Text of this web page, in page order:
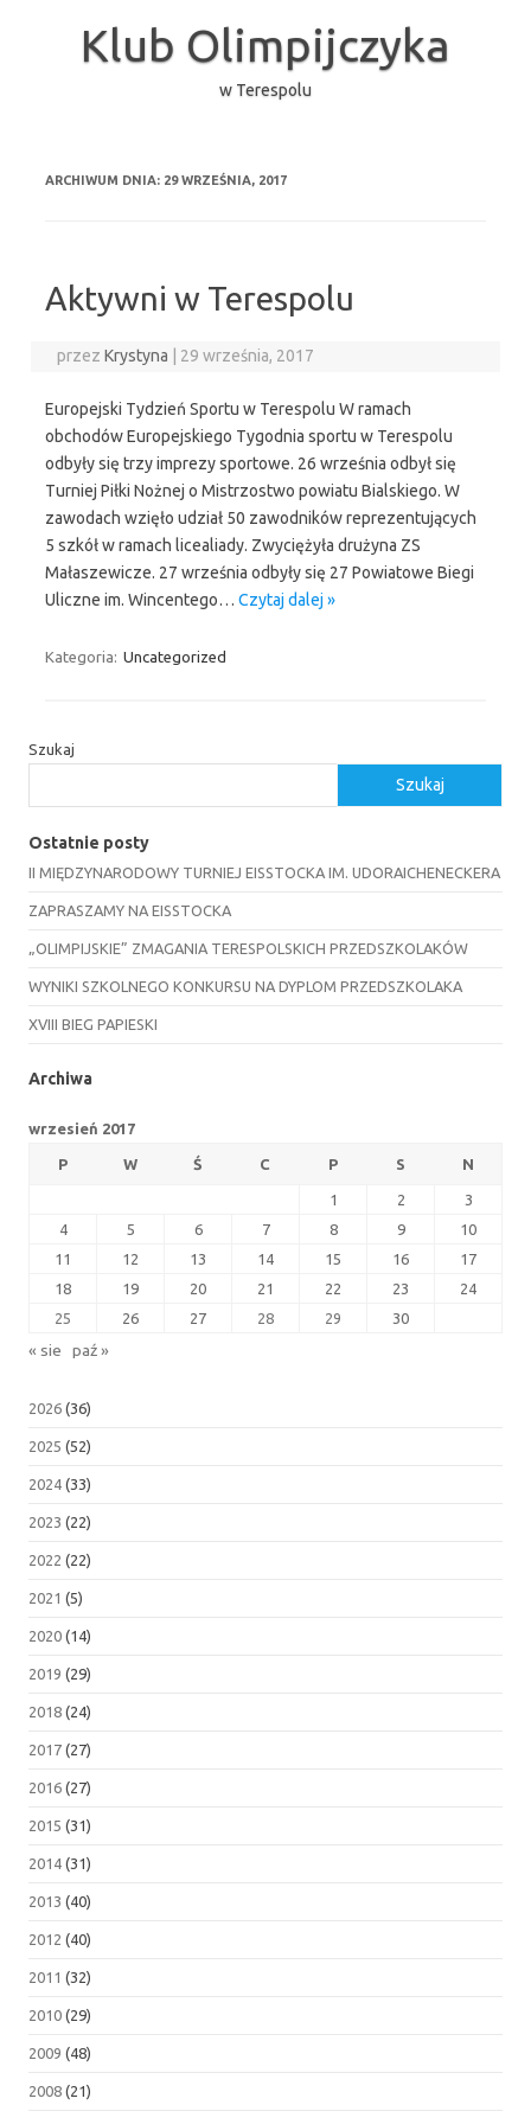
Klub Olimpijczyka
w Terespolu
ARCHIWUM DNIA: 29 WRZEŚNIA, 2017
Aktywni w Terespolu
przezKrystyna 29 września, 2017
Europejski Tydzień Sportu w Terespolu W ramach
obchodów Europejskiego Tygodnia sportu w Terespolu
odbyły się trzy imprezy sportowe. 26 września odbył się
Turniej Piłki Nożnej o Mistrzostwo powiatu Bialskiego. W
zawodach wzięło udział 50 zawodników reprezentujących
5 szkół w ramach licealiady. Zwyciężyła drużyna ZS
Małaszewicze. 27 września odbyły się 27 Powiatowe Biegi
Uliczne im. Wincentego… Czytaj dalej »
Kategoria: Uncategorized
Szukaj
Szukaj
Ostatnie posty
II MIĘDZYNARODOWY TURNIEJ EISSTOCKA IM. UDORAICHENECKERA
ZAPRASZAMY NA EISSTOCKA
„OLIMPIJSKIE” ZMAGANIA TERESPOLSKICH PRZEDSZKOLAKÓW
WYNIKI SZKOLNEGO KONKURSU NA DYPLOM PRZEDSZKOLAKA
XVIII BIEG PAPIESKI
Archiwa
wrzesień 2017
P W Ś C P S N
1 2
3
4
5 6 7 8 9
10
11
12 13 14 15 16
17
18
19 20 21 22 23
24
25
26 27 28 29 30
« sie paź »
2026 (36)
2025 (52)
2024 (33)
2023 (22)
2022 (22)
2021 (5)
2020 (14)
2019 (29)
2018 (24)
2017 (27)
2016 (27)
2015 (31)
2014 (31)
2013 (40)
2012 (40)
2011 (32)
2010 (29)
2009 (48)
2008 (21)